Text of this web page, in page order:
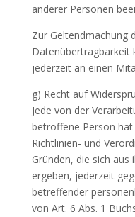
anderer Personen
Zur Geltendmachung
Datenübertragbarkeit
jederzeit an einen
g) Recht auf
Jede von der
betroffene Person
Richtlinien- und
Gründen, die sich
ergeben, jederzeit
betreffender
von Art. 6 Abs. 1